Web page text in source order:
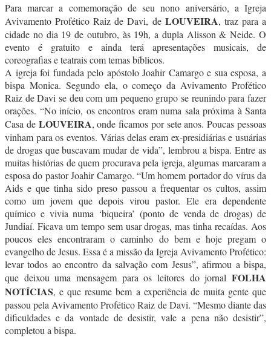
Para marcar a comemoração de seu nono aniversário, a Igreja
Avivamento Profético Raiz de Davi, de LOUVEIRA, traz para a
cidade no dia 19 de outubro, às 19h, a dupla Alisson & Neide. O
evento é gratuito e ainda terá apresentações musicais, de
coreografias e teatrais com temas bíblicos.
A igreja foi fundada pelo apóstolo Joahir Camargo e sua esposa, a
bispa Monica. Segundo ela, o começo da Avivamento Profético
Raiz de Davi se deu com um pequeno grupo se reunindo para fazer
orações. “No início, os encontros eram numa sala próxima à Santa
Casa de LOUVEIRA, onde ficamos por sete anos. Poucas pessoas
vinham para os eventos. Várias delas eram ex-presidiárias e usuárias
de drogas que buscavam mudar de vida”, lembrou a bispa. Entre as
muitas histórias de quem procurava pela igreja, algumas marcaram a
esposa do pastor Joahir Camargo. “Um homem portador do vírus da
Aids e que tinha sido preso passou a frequentar os cultos, assim
como um jovem que depois virou pastor. Ele era dependente
químico e vivia numa ‘biqueira’ (ponto de venda de drogas) de
Jundiaí. Ficava um tempo sem usar drogas, mas tinha recaídas. Aos
poucos eles encontraram o caminho do bem e hoje pregam o
evangelho de Jesus. Essa é a missão da Igreja Avivamento Profético:
levar todos ao encontro da salvação com Jesus”, afirmou a bispa,
que deixou uma mensagem para os leitores do jornal FOLHA
NOTÍCIAS, e que resume bem a experiência de muita gente que
passou pela Avivamento Profético Raiz de Davi. “Mesmo diante das
dificuldades e da vontade de desistir, vale a pena não desistir”,
completou a bispa.